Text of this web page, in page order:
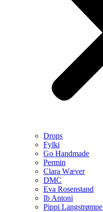
Drops
Fylki
Go Handmade
Permin
Clara Wæver
DMC
Eva Rosenstand
Ib Antoni
Pippi Langstrømpe